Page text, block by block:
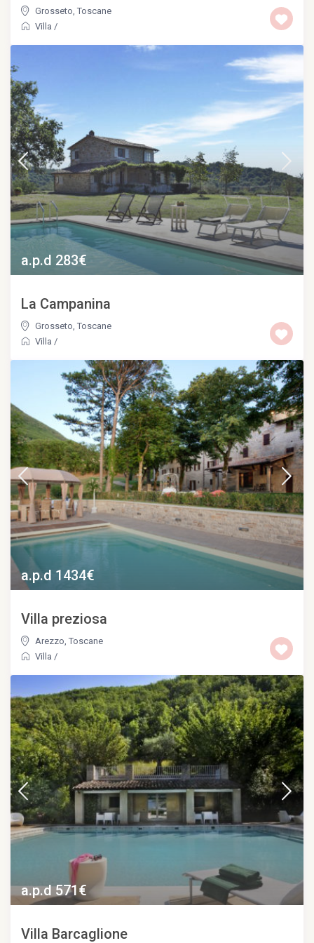
Grosseto ,Toscane
Villa /
a.p.d 283€
La Campanina
Grosseto ,Toscane
Villa /
a.p.d 1434€
Villa preziosa
Arezzo ,Toscane
Villa /
a.p.d 571€
Villa Barcaglione